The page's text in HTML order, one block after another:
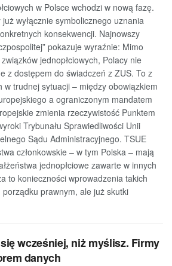
w Polsce wchodzi w nową fazę.
wyłącznie symbolicznego uznania
konsekwencji. Najnowszy
pokazuje wyraźnie: Mimo
jednopłciowych, Polacy nie
z dostępem do świadczeń z ZUS. To z
w trudnej sytuacji – między obowiązkiem
a ograniczonym mandatem
zmienia rzeczywistość Punktem
Trybunału Sprawiedliwości Unii
Sądu Administracyjnego. TSUE
członkowskie – w tym Polska – mają
jednopłciowe zawarte w innych
to konieczności wprowadzenia takich
porządku prawnym, ale już skutki
wcześniej, niż myślisz. Firmy
danych